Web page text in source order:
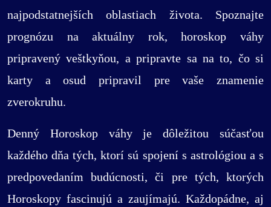
najpodstatnejších oblastiach života. Spoznajte
prognózu na aktuálny rok, horoskop váhy
pripravený veštkyňou, a pripravte sa na to, čo si
karty a osud pripravil pre vaše znamenie
zverokruhu.
Denný Horoskop váhy je dôležitou súčasťou
každého dňa tých, ktorí sú spojení s astrológiou a s
predpovedaním budúcnosti, či pre tých, ktorých
Horoskopy fascinujú a zaujímajú. Každopádne, aj